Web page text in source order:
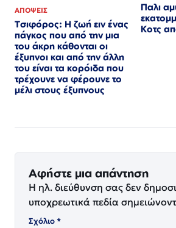
ΑΠΟΨΕΙΣ
Τσιφόρος: Η ζωή ειν ένας
πάγκος που από την μια
του άκρη κάθονται οι
έξυπνοι και από την άλλη
του είναι τα κορόιδα που
τρέχουνε να φέρουνε το
μέλι στους έξυπνους
Παλι
Κοτς
Αφήστε μια απάντηση
Η ηλ. διεύθυνση σας δεν
υποχρεωτικά πεδία
Σχόλιο*